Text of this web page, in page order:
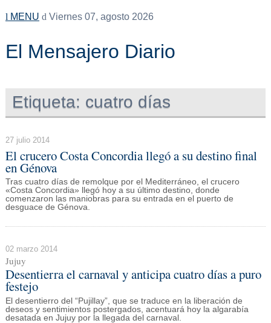
MENU Viernes 07, agosto 2026
El Mensajero Diario
Etiqueta: cuatro días
27 julio 2014
El crucero Costa Concordia llegó a su destino final
en Génova
Tras cuatro días de remolque por el Mediterráneo, el crucero
«Costa Concordia» llegó hoy a su último destino, donde
comenzaron las maniobras para su entrada en el puerto de
desguace de Génova.
02 marzo 2014
Jujuy
Desentierra el carnaval y anticipa cuatro días a puro
festejo
El desentierro del “Pujillay”, que se traduce en la liberación de
deseos y sentimientos postergados, acentuará hoy la algarabía
desatada en Jujuy por la llegada del carnaval.